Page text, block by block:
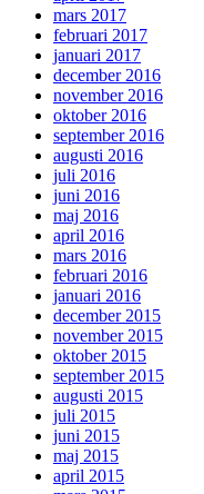
mars 2017
februari 2017
januari 2017
december 2016
november 2016
oktober 2016
september 2016
augusti 2016
juli 2016
juni 2016
maj 2016
april 2016
mars 2016
februari 2016
januari 2016
december 2015
november 2015
oktober 2015
september 2015
augusti 2015
juli 2015
juni 2015
maj 2015
april 2015